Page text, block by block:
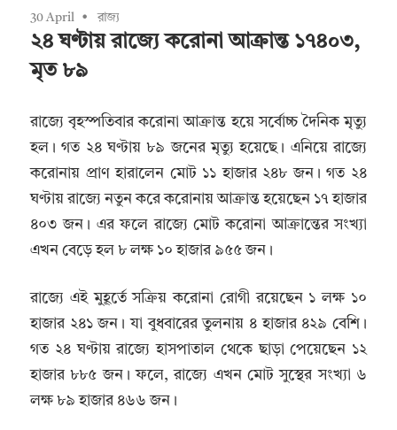
30 April রাজ্য
২৪ ঘণ্টায় রাজ্যে করোনা আক্রান্ত ১৭৪০৩,
মৃত ৮৯
রাজ্যে বৃহস্পতিবার করোনা আক্রান্ত হয়ে সর্বোচ্চ দৈনিক মৃত্যু
হল। গত ২৪ ঘণ্টায় ৮৯ জনের মৃত্যু হয়েছে। এনিয়ে রাজ্যে
করোনায় প্রাণ হারালেন মোট ১১ হাজার ২৪৮ জন। গত ২৪
ঘণ্টায় রাজ্যে নতুন করে করোনায় আক্রান্ত হয়েছেন ১৭ হাজার
৪০৩ জন। এর ফলে রাজ্যে মোট করোনা আক্রান্তের সংখ্যা
এখন বেড়ে হল ৮ লক্ষ ১০ হাজার ৯৫৫ জন।
রাজ্যে এই মুহূর্তে সক্রিয় করোনা রোগী রয়েছেন ১ লক্ষ ১০
হাজার ২৪১ জন। যা বুধবারের তুলনায় ৪ হাজার ৪২৯ বেশি।
গত ২৪ ঘণ্টায় রাজ্যে হাসপাতাল থেকে ছাড়া পেয়েছেন ১২
হাজার ৮৮৫ জন। ফলে, রাজ্যে এখন মোট সুস্থের সংখ্যা ৬
লক্ষ ৮৯ হাজার ৪৬৬ জন।